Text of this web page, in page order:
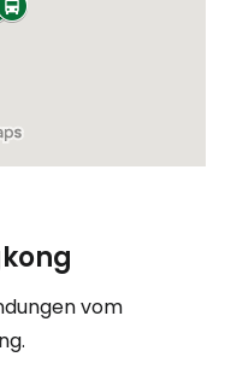
vom